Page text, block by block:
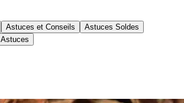
Astuces et Conseils
Astuces Soldes
Astuces